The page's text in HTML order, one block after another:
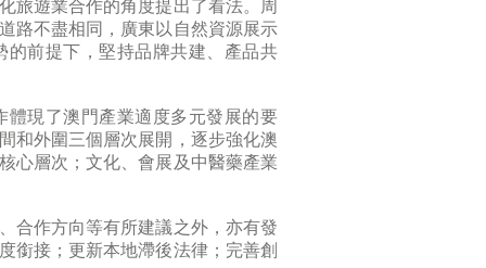
旅遊業合作的角度提出了看法。周
路不盡相同，廣東以自然資源展示
前提下，堅持品牌共建、產品共
現了澳門產業適度多元發展的要
和外圍三個層次展開，逐步強化澳
心層次；文化、會展及中醫藥產業
合作方向等有所建議之外，亦有發
銜接；更新本地滯後法律；完善創